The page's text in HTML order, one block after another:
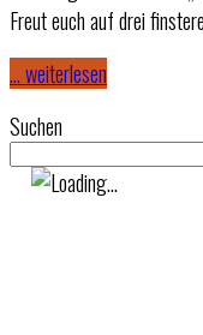
Freut euch auf drei finstere
… weiterlesen
Suchen